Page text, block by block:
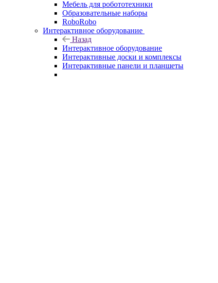
Мебель для робототехники
Образовательные наборы
RoboRobo
Интерактивное оборудование
Назад
Интерактивное оборудование
Интерактивные доски и комплексы
Интерактивные панели и планшеты